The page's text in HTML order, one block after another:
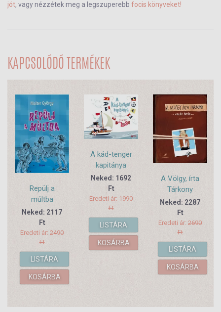
jót, vagy nézzétek meg a legszuperebb focis könyveket!
KAPCSOLÓDÓ TERMÉKEK
Repülj a
múltba
Neked: 2117
Ft
Eredeti ár: 2490
Ft
LISTÁRA
KOSÁRBA
A kád-tenger
kapitánya
Neked: 1692
Ft
Eredeti ár: 1990
Ft
LISTÁRA
KOSÁRBA
A Völgy, írta
Tárkony
Neked: 2287
Ft
Eredeti ár: 2690
Ft
LISTÁRA
KOSÁRBA